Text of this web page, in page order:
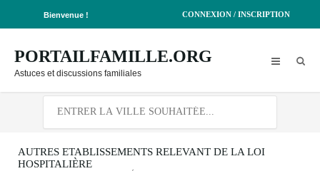
Bienvenue ! CONNEXION / INSCRIPTION
PORTAILFAMILLE.ORG
Astuces et discussions familiales
AUTRES ETABLISSEMENTS RELEVANT DE LA LOI
HOSPITALIÈRE